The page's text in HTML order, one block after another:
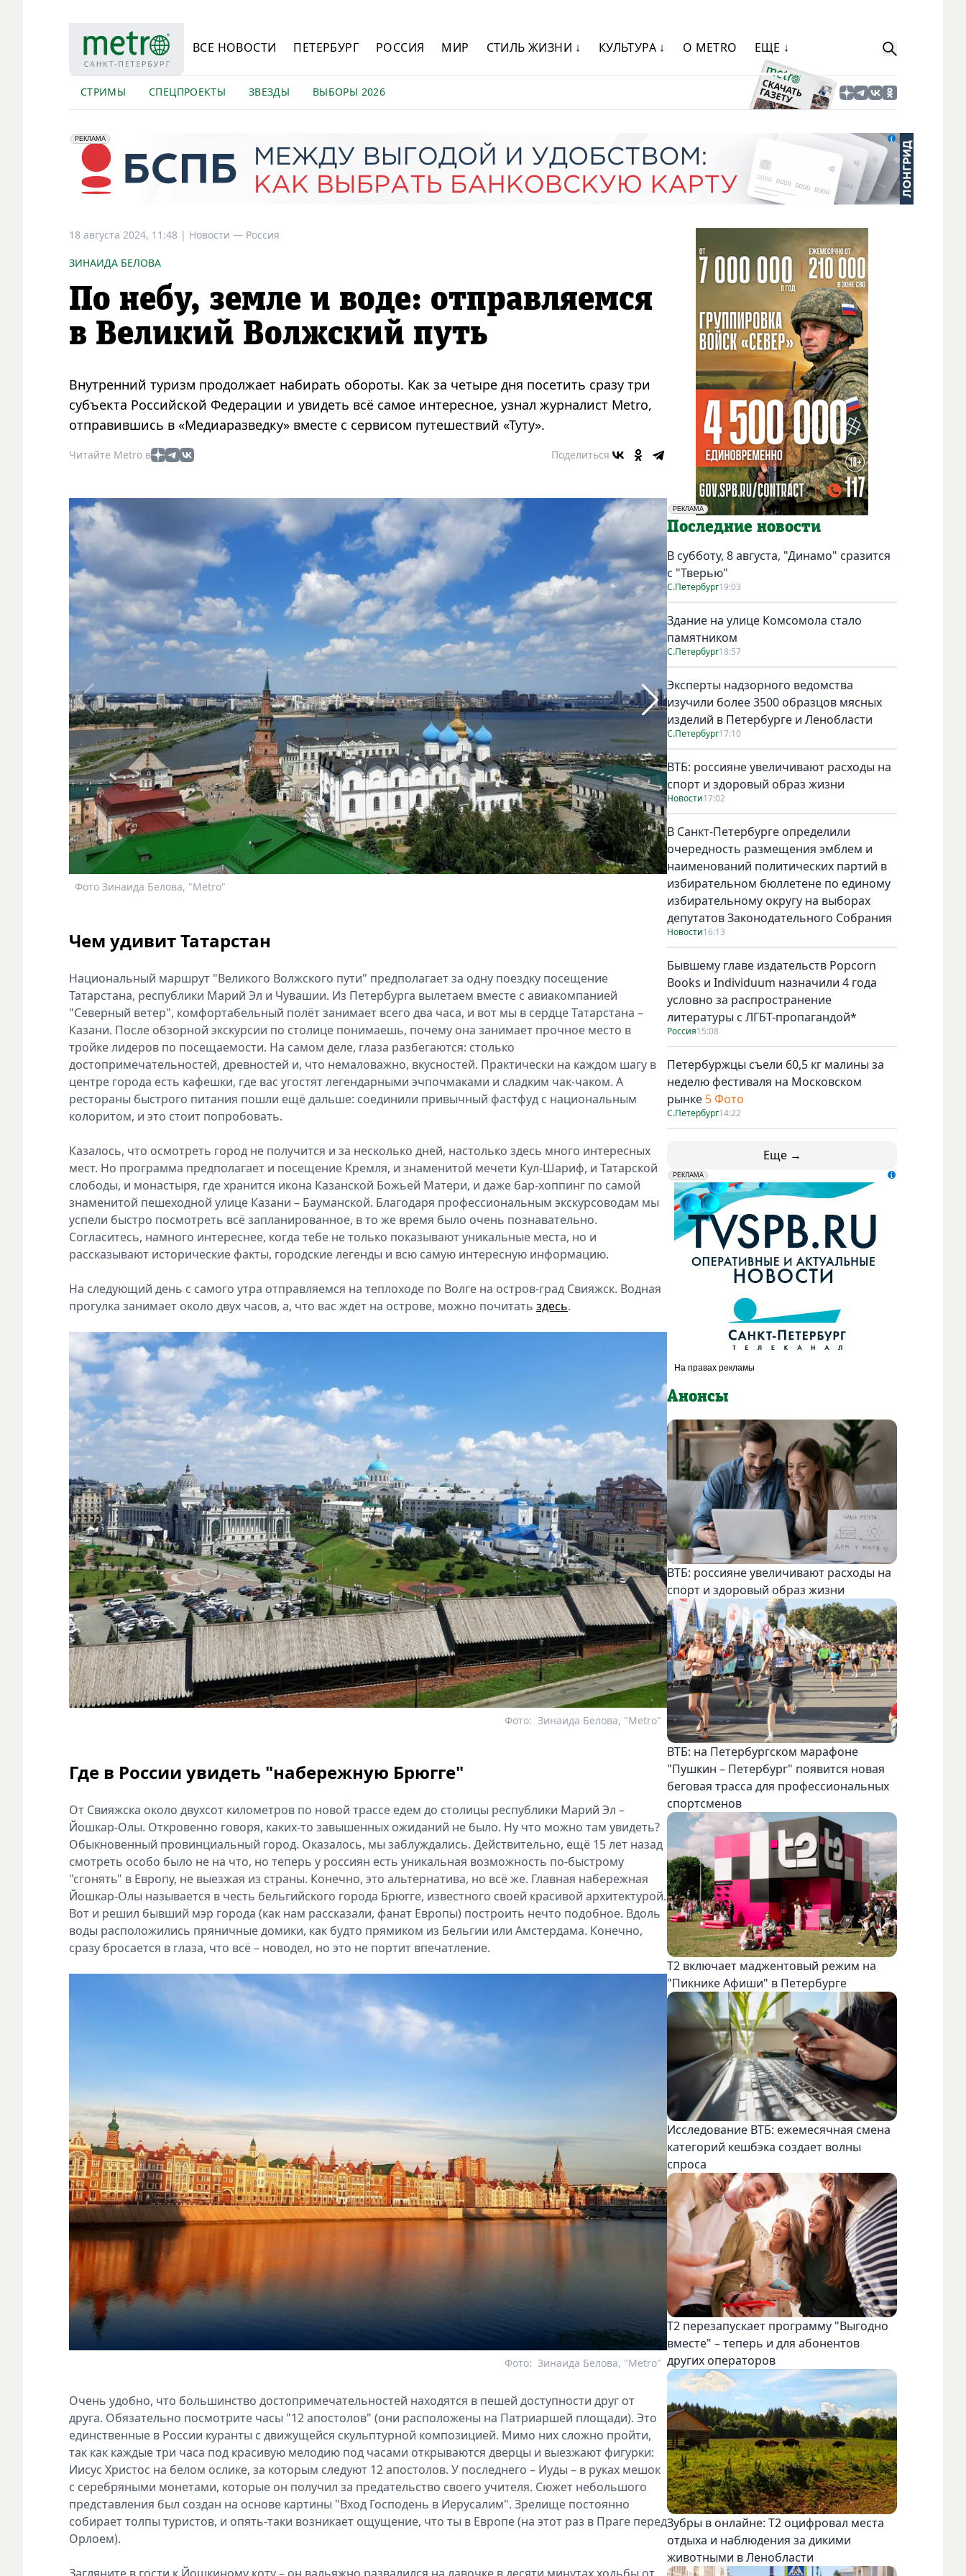
ВСЕ НОВОСТИ ПЕТЕРБУРГ РОССИЯ МИР СТИЛЬ ЖИЗНИ ↓ КУЛЬТУРА ↓ О METRO ЕЩЕ ↓
СТРИМЫ СПЕЦПРОЕКТЫ ЗВЕЗДЫ ВЫБОРЫ 2026
erid: 2VfnxyFybV5
РЕКЛАМА
ПАО "Банк "Санкт-Петербург", ИНН: 7831000027
18 августа 2024, 11:48 | Новости — Россия
ЗИНАИДА БЕЛОВА
По небу, земле и воде: отправляемся
в Великий Волжский путь
Внутренний туризм продолжает набирать обороты. Как за четыре дня посетить сразу три
субъекта Российской Федерации и увидеть всё самое интересное, узнал журналист Metro,
отправившись в «Медиаразведку» вместе с сервисом путешествий «Туту».
Читайте Metro в Поделиться
Фото Зинаида Белова, "Metro" Фото Зинаида Белова, "Metro"
Чем удивит Татарстан
Национальный маршрут "Великого Волжского пути" предполагает за одну поездку посещение
Татарстана, республики Марий Эл и Чувашии. Из Петербурга вылетаем вместе с авиакомпанией
"Северный ветер", комфортабельный полёт занимает всего два часа, и вот мы в сердце Татарстана –
Казани. После обзорной экскурсии по столице понимаешь, почему она занимает прочное место в
тройке лидеров по посещаемости. На самом деле, глаза разбегаются: столько
достопримечательностей, древностей и, что немаловажно, вкусностей. Практически на каждом шагу в
центре города есть кафешки, где вас угостят легендарными эчпочмаками и сладким чак-чаком. А
рестораны быстрого питания пошли ещё дальше: соединили привычный фастфуд с национальным
колоритом, и это стоит попробовать.
Казалось, что осмотреть город не получится и за несколько дней, настолько здесь много интересных
мест. Но программа предполагает и посещение Кремля, и знаменитой мечети Кул-Шариф, и Татарской
слободы, и монастыря, где хранится икона Казанской Божьей Матери, и даже бар-хоппинг по самой
знаменитой пешеходной улице Казани – Бауманской. Благодаря профессиональным экскурсоводам мы
успели быстро посмотреть всё запланированное, в то же время было очень познавательно.
Согласитесь, намного интереснее, когда тебе не только показывают уникальные места, но и
рассказывают исторические факты, городские легенды и всю самую интересную информацию.
На следующий день с самого утра отправляемся на теплоходе по Волге на остров-град Свияжск. Водная
прогулка занимает около двух часов, а, что вас ждёт на острове, можно почитать здесь.
Зинаида Белова, "Metro"
Фото:
Где в России увидеть "набережную Брюгге"
От Свияжска около двухсот километров по новой трассе едем до столицы республики Марий Эл –
Йошкар-Олы. Откровенно говоря, каких-то завышенных ожиданий не было. Ну что можно там увидеть?
Обыкновенный провинциальный город. Оказалось, мы заблуждались. Действительно, ещё 15 лет назад
смотреть особо было не на что, но теперь у россиян есть уникальная возможность по-быстрому
"сгонять" в Европу, не выезжая из страны. Конечно, это альтернатива, но всё же. Главная набережная
Йошкар-Олы называется в честь бельгийского города Брюгге, известного своей красивой архитектурой.
Вот и решил бывший мэр города (как нам рассказали, фанат Европы) построить нечто подобное. Вдоль
воды расположились пряничные домики, как будто прямиком из Бельгии или Амстердама. Конечно,
сразу бросается в глаза, что всё – новодел, но это не портит впечатление.
Зинаида Белова, "Metro"
Фото:
Очень удобно, что большинство достопримечательностей находятся в пешей доступности друг от
друга. Обязательно посмотрите часы "12 апостолов" (они расположены на Патриаршей площади). Это
единственные в России куранты с движущейся скульптурной композицией. Мимо них сложно пройти,
так как каждые три часа под красивую мелодию под часами открываются дверцы и выезжают фигурки:
Иисус Христос на белом ослике, за которым следуют 12 апостолов. У последнего – Иуды – в руках мешок
с серебряными монетами, которые он получил за предательство своего учителя. Сюжет небольшого
представления был создан на основе картины "Вход Господень в Иерусалим". Зрелище постоянно
собирает толпы туристов, и опять-таки возникает ощущение, что ты в Европе (на этот раз в Праге перед
Орлоем).
РЕКЛАМА
Социальная реклама
Последние новости
В субботу, 8 августа, "Динамо" сразится
с "Тверью"
С.Петербург19:03
Здание на улице Комсомола стало
памятником
С.Петербург18:57
Эксперты надзорного ведомства
изучили более 3500 образцов мясных
изделий в Петербурге и Ленобласти
С.Петербург17:10
ВТБ: россияне увеличивают расходы на
спорт и здоровый образ жизни
Новости17:02
В Санкт-Петербурге определили
очередность размещения эмблем и
наименований политических партий в
избирательном бюллетене по единому
избирательному округу на выборах
депутатов Законодательного Собрания
Новости16:13
Бывшему главе издательств Popcorn
Books и Individuum назначили 4 года
условно за распространение
литературы с ЛГБТ-пропагандой*
Россия15:08
Петербуржцы съели 60,5 кг малины за
неделю фестиваля на Московском
рынке 5 Фото
С.Петербург14:22
Еще →
erid: LdtCK5udn
РЕКЛАМА
АО "ГАТР", ИНН: 7841320717
Анонсы
ВТБ: россияне увеличивают расходы на
спорт и здоровый образ жизни
ВТБ: на Петербургском марафоне
"Пушкин – Петербург" появится новая
беговая трасса для профессиональных
спортсменов
Т2 включает маджентовый режим на
"Пикнике Афиши" в Петербурге
Исследование ВТБ: ежемесячная смена
категорий кешбэка создает волны
спроса
Т2 перезапускает программу "Выгодно
вместе" – теперь и для абонентов
других операторов
Зубры в онлайне: Т2 оцифровал места
отдыха и наблюдения за дикими
животными в Ленобласти